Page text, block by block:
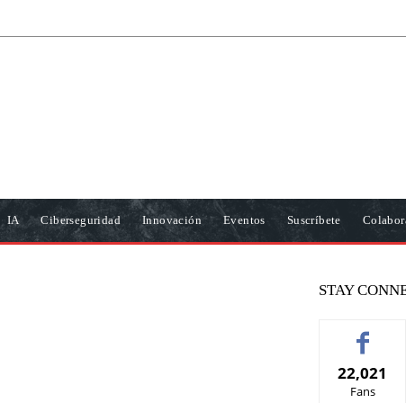
IA Ciberseguridad Innovación Eventos Suscríbete
STAY
22,021
Fans